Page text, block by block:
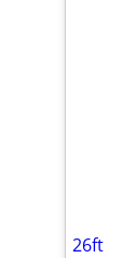
26ft